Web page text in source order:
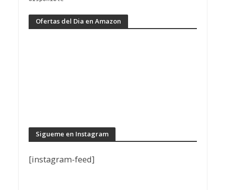
Ofertas del Dia en Amazon
Sigueme en Instagram
[instagram-feed]